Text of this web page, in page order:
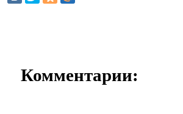
Комментарии: